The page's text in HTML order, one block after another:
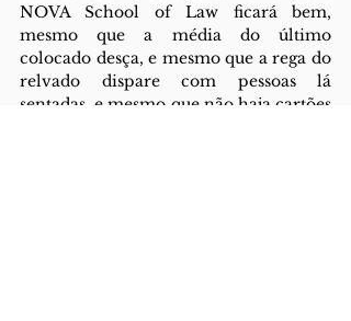
NOVA School of Law ficará bem,
mesmo que a média do último
colocado desça, e mesmo que a rega do
relvado dispare com pessoas lá
sentadas, e mesmo que não haja cartões